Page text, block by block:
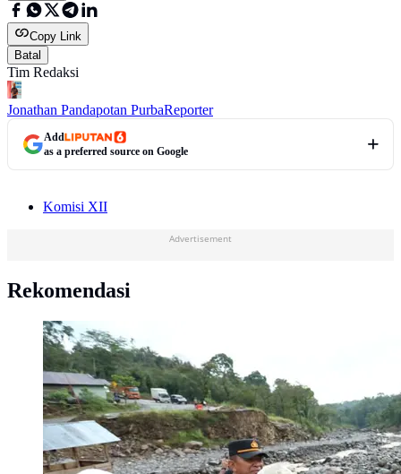
Copy Link
Batal
Tim Redaksi
Jonathan Pandapotan PurbaReporter
Add
as a preferred source on Google
Komisi XII
Advertisement
Rekomendasi